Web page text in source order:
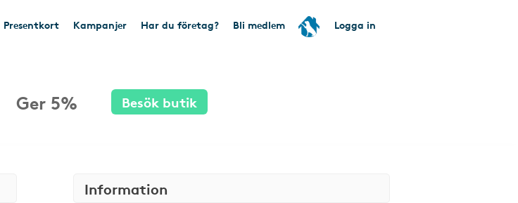
Presentkort Kampanjer Har du företag? Bli medlem Logga in
Ger 5% Besök butik
Information